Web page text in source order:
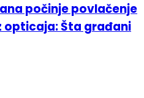
počinje povlačenje
opticaja: Šta građani